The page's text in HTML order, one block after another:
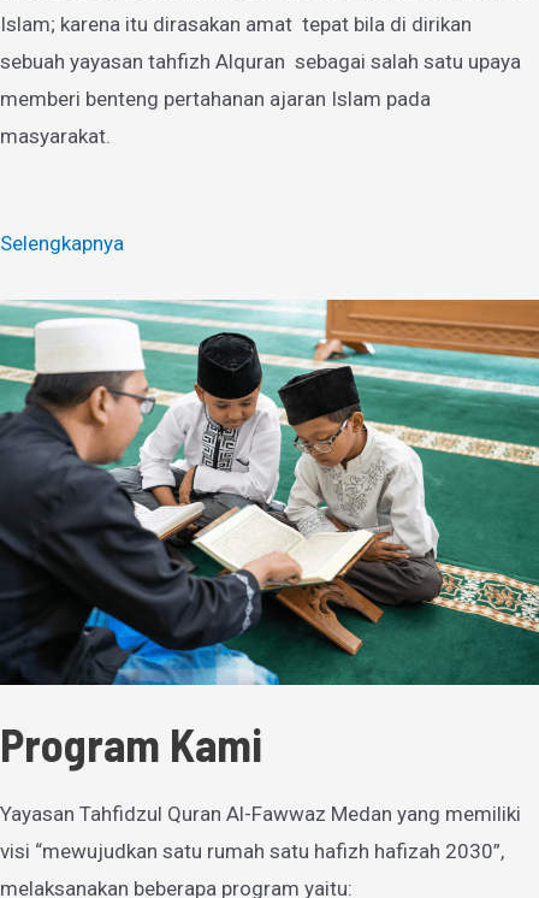
Islam; karena itu dirasakan amat tepat bila di dirikan
sebuah yayasan tahfizh Alquran sebagai salah satu upaya
memberi benteng pertahanan ajaran Islam pada
masyarakat.
Selengkapnya
Program Kami
Yayasan Tahfidzul Quran Al-Fawwaz Medan yang memiliki
visi “mewujudkan satu rumah satu hafizh hafizah 2030”,
melaksanakan beberapa program yaitu: